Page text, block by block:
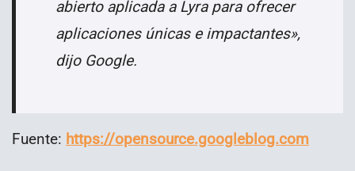
abierto aplicada a Lyra para ofrecer
aplicaciones únicas e impactantes»,
dijo Google.
Fuente: https://opensource.googleblog.com